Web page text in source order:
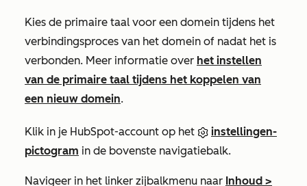
Kies de primaire taal voor een domein tijdens het
verbindingsproces van het domein of nadat het is
verbonden. Meer informatie over het instellen
van de primaire taal tijdens het koppelen van
een nieuw domein.
Klik in je HubSpot-account op het
instellingen-
pictogram in de bovenste navigatiebalk.
Navigeer in het linker zijbalkmenu naar Inhoud >